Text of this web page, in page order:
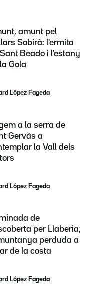
amunt pel
Sobirà: l'ermita
Beado i l'estany
Gola
López Fageda
a la serra de
Gervàs a
la Vall dels
López Fageda
de
per Llaberia,
perduda a
de la costa
López Fageda